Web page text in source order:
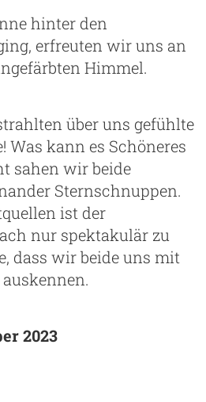
hinter den
erfreuten wir uns an
Himmel.
über uns gefühlte
Was kann es Schöneres
sahen wir beide
Sternschnuppen.
ist der
nur spektakulär zu
dass wir beide uns mit
2023